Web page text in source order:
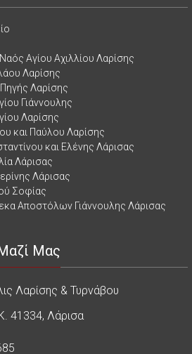
Αγίου Αχιλλίου Λαρίσης
Λαρίσης
Λαρίσης
Γιάννουλης
Λαρίσης
και Παύλου Λαρίσης
και Ελένης Λάρισας
Λάρισας
Λάρισας
Σοφίας
Αποστόλων Γιάννουλης Λάρισας
Μας
Λαρίσης & Τυρνάβου
41334, Λάρισα